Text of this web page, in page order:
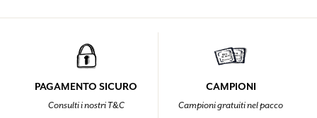
PAGAMENTO SICURO
Consulti i nostri T&C
CAMPIONI
Campioni gratuiti nel pacco